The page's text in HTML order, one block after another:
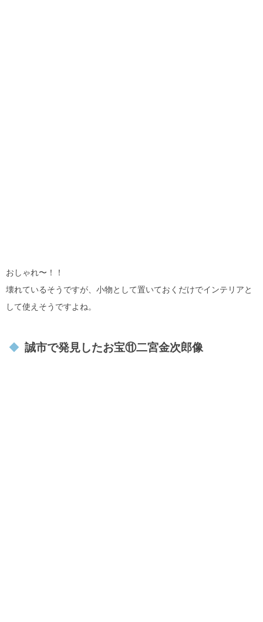
おしゃれ〜！！
壊れているそうですが、小物として置いておくだけでインテリアと
して使えそうですよね。
誠市で発見したお宝⑪二宮金次郎像